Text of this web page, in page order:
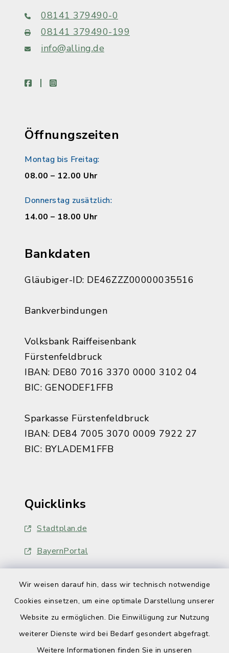
Wir weisen darauf hin, dass wir technisch notwendige
Cookies einsetzen, um eine optimale Darstellung unserer
Website zu ermöglichen. Die Einwilligung zur Nutzung
weiterer Dienste wird bei Bedarf gesondert abgefragt.
Weitere Informationen finden Sie in unseren
08141 379490-0
08141 379490-199
info@alling.de
facebookinstagram
Öffnungszeiten
Montag bis Freitag:
08.00 – 12.00 Uhr
Donnerstag zusätzlich:
14.00 – 18.00 Uhr
Bankdaten
Gläubiger-ID: DE46ZZZ00000035516
Bankverbindungen
Volksbank Raiffeisenbank
Fürstenfeldbruck
IBAN: DE80 7016 3370 0000 3102 04
BIC: GENODEF1FFB
Sparkasse Fürstenfeldbruck
IBAN: DE84 7005 3070 0009 7922 27
BIC: BYLADEM1FFB
Quicklinks
Stadtplan.de
BayernPortal